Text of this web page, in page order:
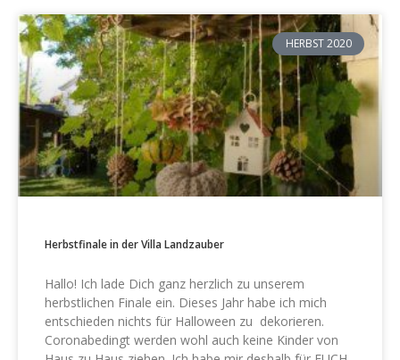
HERBST 2020
Herbstfinale in der Villa Landzauber
Hallo! Ich lade Dich ganz herzlich zu unserem
herbstlichen Finale ein. Dieses Jahr habe ich mich
entschieden nichts für Halloween zu dekorieren.
Coronabedingt werden wohl auch keine Kinder von